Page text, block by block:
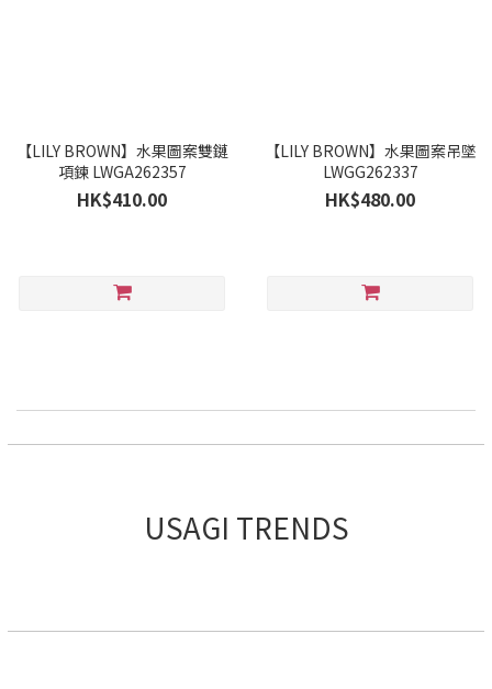
【LILY BROWN】水果圖案雙鏈
項鍊 LWGA262357
HK$410.00
【LILY BROWN】水果圖案吊墜
LWGG262337
HK$480.00
USAGI TRENDS